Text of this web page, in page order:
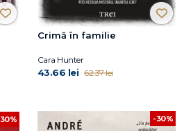
Crimă în familie
Cara Hunter
43.66 lei 62.37 lei
-30%